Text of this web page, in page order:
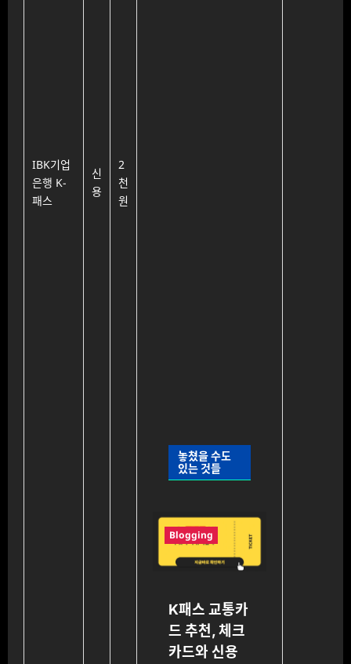
IBK기업
은행 K-
패스
신
용
2
천
원
놓쳤을 수도
있는 것들
Blogging
K패스 교통카
드 추천, 체크
카드와 신용